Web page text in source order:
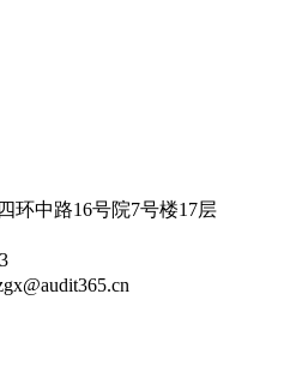
环中路16号院7号楼17层